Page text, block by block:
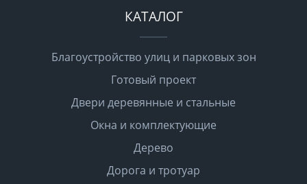
КАТАЛОГ
Благоустройство улиц и парковых зон
Готовый проект
Двери деревянные и стальные
Окна и комплектующие
Дерево
Дорога и тротуар